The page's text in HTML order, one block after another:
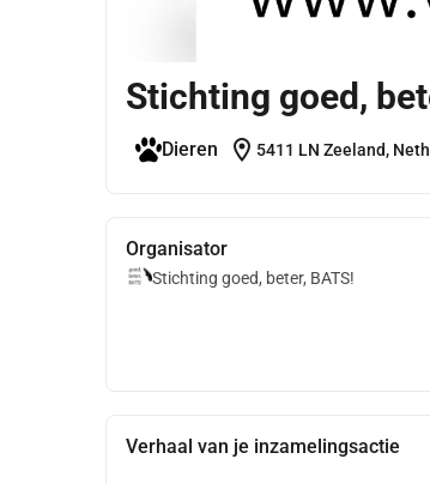
Stichting goed,
Dieren location_on 5411 LN Zeeland,
Organisator
Stichting goed, beter, BATS!
Verhaal van je inzamelingsactie